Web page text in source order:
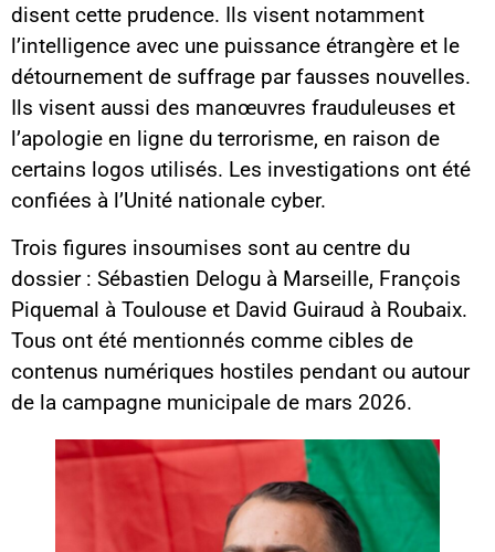
disent cette prudence. Ils visent notamment
l’intelligence avec une puissance étrangère et le
détournement de suffrage par fausses nouvelles.
Ils visent aussi des manœuvres frauduleuses et
l’apologie en ligne du terrorisme, en raison de
certains logos utilisés. Les investigations ont été
confiées à l’Unité nationale cyber.
Trois figures insoumises sont au centre du
dossier : Sébastien Delogu à Marseille, François
Piquemal à Toulouse et David Guiraud à Roubaix.
Tous ont été mentionnés comme cibles de
contenus numériques hostiles pendant ou autour
de la campagne municipale de mars 2026.